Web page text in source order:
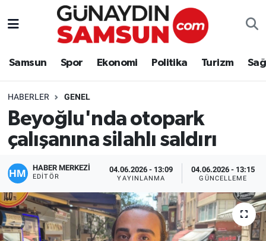
Samsun Spor Ekonomi Politika Turizm
HABERLER GENEL
Beyoğlu'nda otopark
çalışanına silahlı saldırı
HABER MERKEZİ
EDITÖR
04.06.2026 - 13:09
YAYINLANMA
04.06.2026 - 13:15
GÜNCELLEME
Samsun
Politika
Turizm
Sağlık
Eğitim
Nöbetçi Eczaneler
Süper Lig Puan Durumu ve Fikstür
Tüm Manşetler
Son Dakika Haberleri
Haber Arşivi